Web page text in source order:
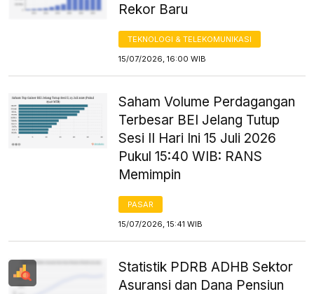
Rekor Baru
TEKNOLOGI & TELEKOMUNIKASI
15/07/2026, 16:00 WIB
Saham Volume Perdagangan
Terbesar BEI Jelang Tutup
Sesi II Hari Ini 15 Juli 2026
Pukul 15:40 WIB: RANS
Memimpin
PASAR
15/07/2026, 15:41 WIB
Statistik PDRB ADHB Sektor
Asuransi dan Dana Pensiun